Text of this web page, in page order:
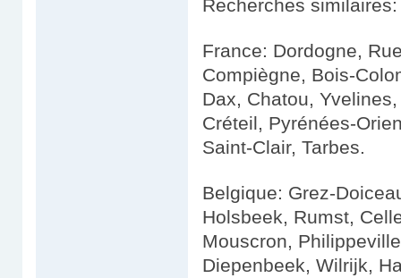
Recherches
France: Dordogne,
Compiègne, Bois-
Dax, Chatou,
Créteil, Pyrénées-
Saint-Clair, Tarbes.
Belgique: Grez-
Holsbeek, Rumst,
Mouscron,
Diepenbeek, Wilrijk,